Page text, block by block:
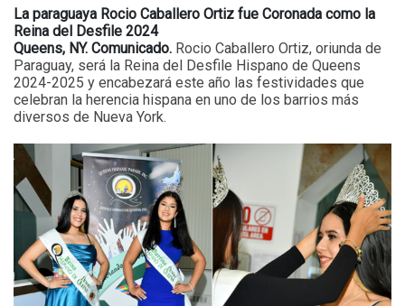
La paraguaya Rocio Caballero Ortiz fue Coronada como la
Reina del Desfile 2024
Queens, NY. Comunicado. Rocio Caballero Ortiz, oriunda de
Paraguay, será la Reina del Desfile Hispano de Queens
2024-2025 y encabezará este año las festividades que
celebran la herencia hispana en uno de los barrios más
diversos de Nueva York.